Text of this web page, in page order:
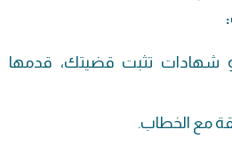
شهادات تثبت قضيتك، قدمها
مع الخطاب.